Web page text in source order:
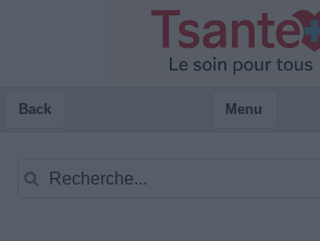
Back Menu